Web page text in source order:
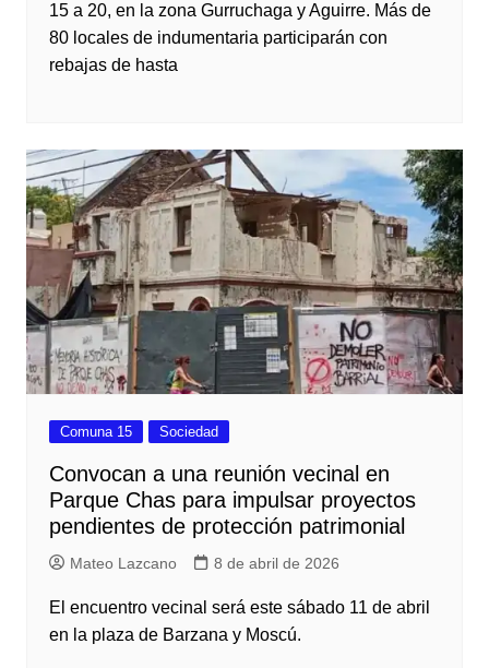
15 a 20, en la zona Gurruchaga y Aguirre. Más de
80 locales de indumentaria participarán con
rebajas de hasta
Comuna 15 Sociedad
Convocan a una reunión vecinal en
Parque Chas para impulsar proyectos
pendientes de protección patrimonial
Mateo Lazcano 8 de abril de 2026
El encuentro vecinal será este sábado 11 de abril
en la plaza de Barzana y Moscú.